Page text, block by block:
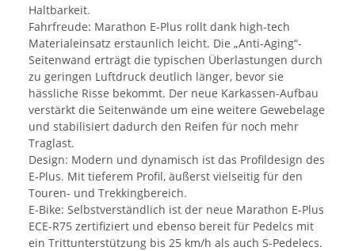
Haltbarkeit.
Fahrfreude: Marathon E-Plus rollt dank high-tech
Materialeinsatz erstaunlich leicht. Die „Anti-Aging“-
Seitenwand erträgt die typischen Überlastungen durch
zu geringen Luftdruck deutlich länger, bevor sie
hässliche Risse bekommt. Der neue Karkassen-Aufbau
verstärkt die Seitenwände um eine weitere Gewebelage
und stabilisiert dadurch den Reifen für noch mehr
Traglast.
Design: Modern und dynamisch ist das Profildesign des
E-Plus. Mit tieferem Profil, äußerst vielseitig für den
Touren- und Trekkingbereich.
E-Bike: Selbstverständlich ist der neue Marathon E-Plus
ECE-R75 zertifiziert und ebenso bereit für Pedelcs mit
ein Trittunterstützung bis 25 km/h als auch S-Pedelecs.